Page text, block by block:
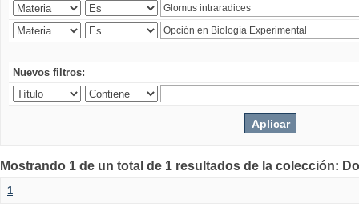
Nuevos filtros:
Mostrando 1 de un total de 1 resultados de la colección:
1